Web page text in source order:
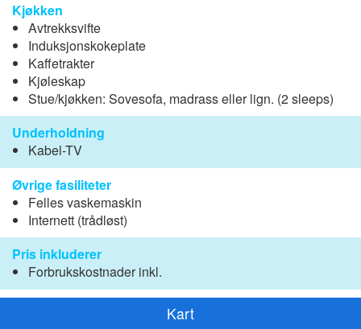
Kjøkken
Avtrekksvifte
Induksjonskokeplate
Kaffetrakter
Kjøleskap
Stue/kjøkken: Sovesofa, madrass eller lign. (2 sleeps)
Underholdning
Kabel-TV
Øvrige fasiliteter
Felles vaskemaskin
Internett (trådløst)
Pris inkluderer
Forbrukskostnader inkl.
Kart